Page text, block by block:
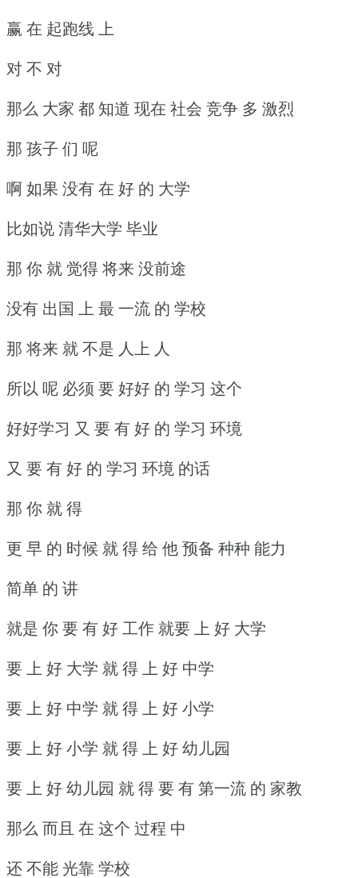
赢 在 起跑线 上
对 不 对
那么 大家 都 知道 现在 社会 竞争 多 激烈
那 孩子 们 呢
啊 如果 没有 在 好 的 大学
比如说 清华大学 毕业
那 你 就 觉得 将来 没前途
没有 出国 上 最 一流 的 学校
那 将来 就 不是 人上 人
所以 呢 必须 要 好好 的 学习 这个
好好学习 又 要 有 好 的 学习 环境
又 要 有 好 的 学习 环境 的话
那 你 就 得
更 早 的 时候 就 得 给 他 预备 种种 能力
简单 的 讲
就是 你 要 有 好 工作 就要 上 好 大学
要 上 好 大学 就 得 上 好 中学
要 上 好 中学 就 得 上 好 小学
要 上 好 小学 就 得 上 好 幼儿园
要 上 好 幼儿园 就 得 要 有 第一流 的 家教
那么 而且 在 这个 过程 中
还 不能 光靠 学校